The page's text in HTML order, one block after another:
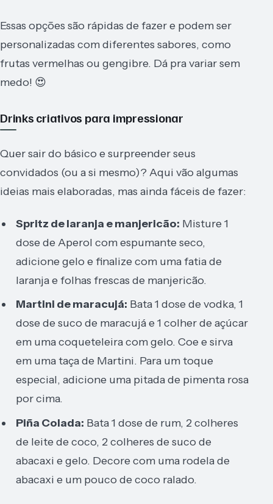
Essas opções são rápidas de fazer e podem ser
personalizadas com diferentes sabores, como
frutas vermelhas ou gengibre. Dá pra variar sem
medo! 😍
Drinks criativos para impressionar
Quer sair do básico e surpreender seus
convidados (ou a si mesmo)? Aqui vão algumas
ideias mais elaboradas, mas ainda fáceis de fazer:
Spritz de laranja e manjericão: Misture 1
dose de Aperol com espumante seco,
adicione gelo e finalize com uma fatia de
laranja e folhas frescas de manjericão.
Martini de maracujá: Bata 1 dose de vodka, 1
dose de suco de maracujá e 1 colher de açúcar
em uma coqueteleira com gelo. Coe e sirva
em uma taça de Martini. Para um toque
especial, adicione uma pitada de pimenta rosa
por cima.
Piña Colada: Bata 1 dose de rum, 2 colheres
de leite de coco, 2 colheres de suco de
abacaxi e gelo. Decore com uma rodela de
abacaxi e um pouco de coco ralado.